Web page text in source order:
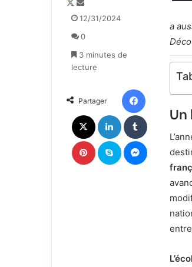
a
F
o
l
o
w
X
n
o
y
e
n
c
o
u
r
r
12/31/2024
0
3 minutes de
lecture
Partager